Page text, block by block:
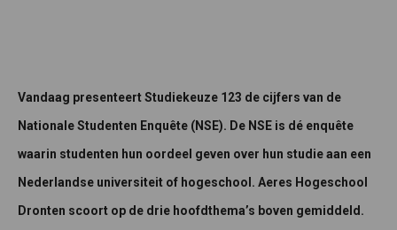
Vandaag presenteert Studiekeuze 123 de cijfers van de
Nationale Studenten Enquête (NSE). De NSE is dé enquête
waarin studenten hun oordeel geven over hun studie aan een
Nederlandse universiteit of hogeschool. Aeres Hogeschool
Dronten scoort op de drie hoofdthema’s boven gemiddeld.